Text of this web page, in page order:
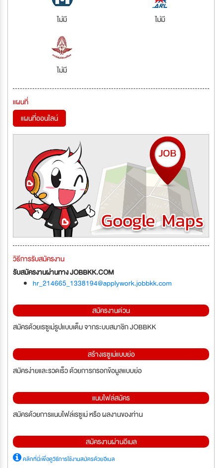
ไม่มี ไม่มี
ไม่มี
แผนที่
แผนที่ออนไลน์
วิธีการรับสมัครงาน
รับสมัครงานผ่านทาง JOBBKK.COM
hr_214665_1338194@applywork.jobbkk.com
สมัครงานด่วน
สมัครด้วยเรซูเม่รูปแบบเต็ม จากระบบสมาชิก JOBBKK
สร้างเรซูเม่แบบย่อ
สมัครง่ายและรวดเร็ว ด้วยการกรอกข้อมูลแบบย่อ
แนบไฟล์สมัคร
สมัครด้วยการแนบไฟล์เรซูเม่ หรือ ผลงานของท่าน
สมัครงานผ่านอีเมล
คลิกที่นี่เพื่อดูวิธีการใช้งานสมัครด้วยอีเมล